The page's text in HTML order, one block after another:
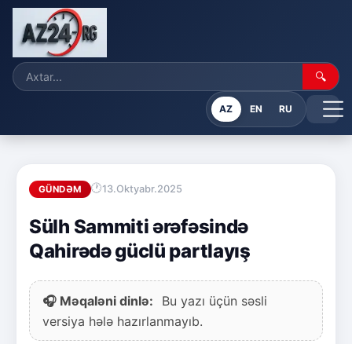
🔍
AZ EN RU
GÜNDƏM 13.Oktyabr.2025
Sülh Sammiti ərəfəsində
Qahirədə güclü partlayış
🎧 Məqaləni dinlə:
Bu yazı üçün səsli
versiya hələ hazırlanmayıb.